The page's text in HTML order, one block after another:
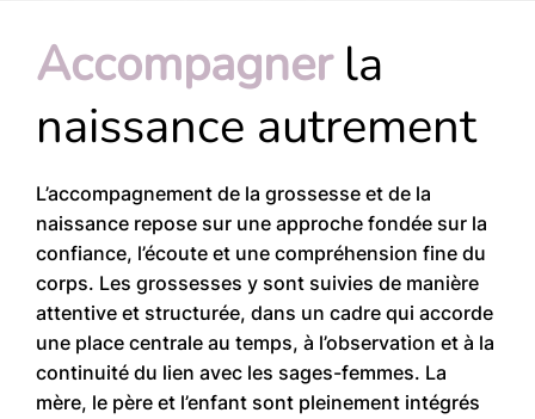
Accompagner la
naissance autrement
L’accompagnement de la grossesse et de la
naissance repose sur une approche fondée sur la
confiance, l’écoute et une compréhension fine du
corps. Les grossesses y sont suivies de manière
attentive et structurée, dans un cadre qui accorde
une place centrale au temps, à l’observation et à la
continuité du lien avec les sages-femmes. La
mère, le père et l’enfant sont pleinement intégrés